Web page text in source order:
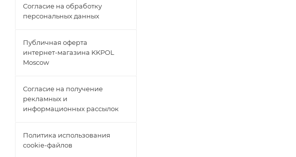
Согласие на обработку
персональных данных
Публичная оферта
интернет-магазина KKPOL
Moscow
Согласие на получение
рекламных и
информационных рассылок
Политика использования
cookie-файлов